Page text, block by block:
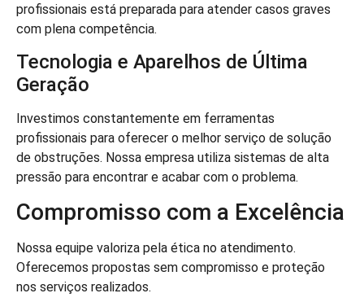
profissionais está preparada para atender casos graves
com plena competência.
Tecnologia e Aparelhos de Última
Geração
Investimos constantemente em ferramentas
profissionais para oferecer o melhor serviço de solução
de obstruções. Nossa empresa utiliza sistemas de alta
pressão para encontrar e acabar com o problema.
Compromisso com a Excelência
Nossa equipe valoriza pela ética no atendimento.
Oferecemos propostas sem compromisso e proteção
nos serviços realizados.